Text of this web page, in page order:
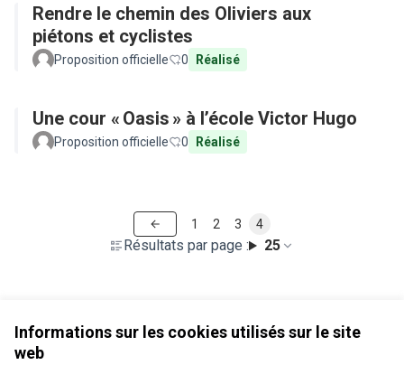
Informations sur les cookies utilisés sur le site
web
Rendre le chemin des Oliviers aux
piétons et cyclistes
Proposition officielle 0 Réalisé
Une cour « Oasis » à l’école Victor Hugo
Proposition officielle 0 Réalisé
Résultats par page : 25
1 2 3 4